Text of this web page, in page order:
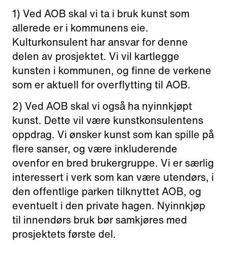
1) Ved AOB skal vi ta i bruk kunst som
allerede er i kommunens eie.
Kulturkonsulent har ansvar for denne
delen av prosjektet. Vi vil kartlegge
kunsten i kommunen, og finne de verkene
som er aktuell for overflytting til AOB.
2) Ved AOB skal vi også ha nyinnkjøpt
kunst. Dette vil være kunstkonsulentens
oppdrag. Vi ønsker kunst som kan spille på
flere sanser, og være inkluderende
ovenfor en bred brukergruppe. Vi er særlig
interessert i verk som kan være utendørs, i
den offentlige parken tilknyttet AOB, og
eventuelt i den private hagen. Nyinnkjøp
til innendørs bruk bør samkjøres med
prosjektets første del.